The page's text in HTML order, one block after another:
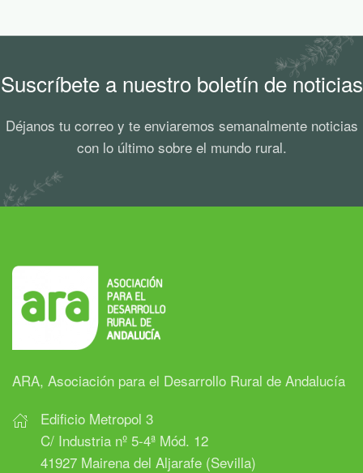
Suscríbete a nuestro boletín de noticias
Déjanos tu correo y te enviaremos semanalmente noticias
con lo último sobre el mundo rural.
ARA, Asociación para el Desarrollo Rural de Andalucía
Edificio Metropol 3
C/ Industria nº 5-4ª Mód. 12
41927 Mairena del Aljarafe (Sevilla)